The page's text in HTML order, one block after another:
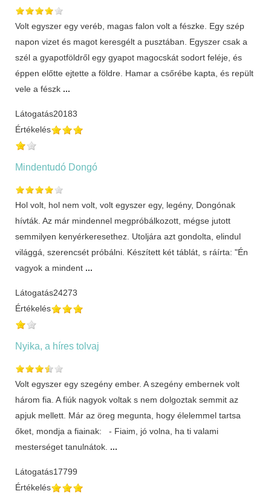
Volt egyszer egy veréb, magas falon volt a fészke. Egy szép
napon vizet és magot keresgélt a pusztában. Egyszer csak a
szél a gyapotföldről egy gyapot magocskát sodort feléje, és
éppen előtte ejtette a földre. Hamar a csőrébe kapta, és repült
vele a fészk ...
Látogatás20183
Értékelés
Mindentudó Dongó
Hol volt, hol nem volt, volt egyszer egy, legény, Dongónak
hívták. Az már mindennel megpróbálkozott, mégse jutott
semmilyen kenyérkeresethez. Utoljára azt gondolta, elindul
világgá, szerencsét próbálni. Készített két táblát, s ráírta: "Én
vagyok a mindent ...
Látogatás24273
Értékelés
Nyika, a híres tolvaj
Volt egyszer egy szegény ember. A szegény embernek volt
három fia. A fiúk nagyok voltak s nem dolgoztak semmit az
apjuk mellett. Már az öreg megunta, hogy élelemmel tartsa
őket, mondja a fiainak: - Fiaim, jó volna, ha ti valami
mesterséget tanulnátok. ...
Látogatás17799
Értékelés